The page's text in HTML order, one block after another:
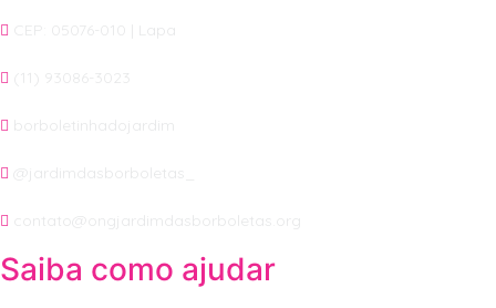
CEP: 05076-010 | Lapa
(11) 93086-3023
borboletinhadojardim
@jardimdasborboletas_
contato@ongjardimdasborboletas.org
Saiba como ajudar